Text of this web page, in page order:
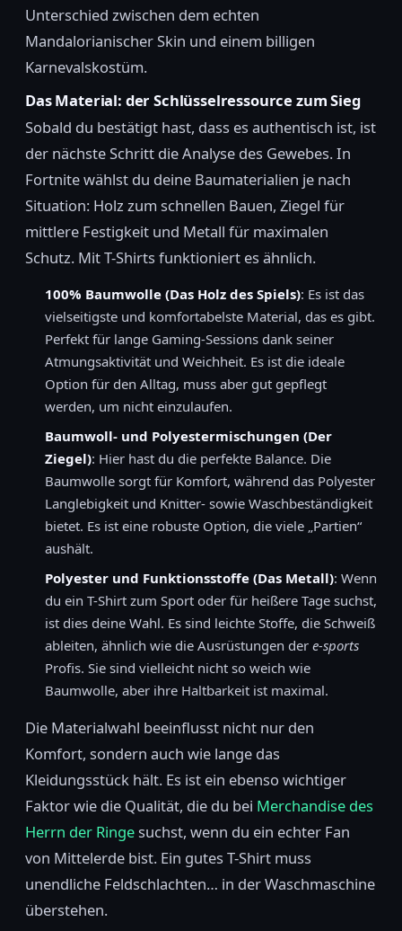
Unterschied zwischen dem echten
Mandalorianischer Skin und einem billigen
Karnevalskostüm.
Das Material: der Schlüsselressource zum Sieg
Sobald du bestätigt hast, dass es authentisch ist, ist
der nächste Schritt die Analyse des Gewebes. In
Fortnite wählst du deine Baumaterialien je nach
Situation: Holz zum schnellen Bauen, Ziegel für
mittlere Festigkeit und Metall für maximalen
Schutz. Mit T-Shirts funktioniert es ähnlich.
100% Baumwolle (Das Holz des Spiels): Es ist das
vielseitigste und komfortabelste Material, das es gibt.
Perfekt für lange Gaming-Sessions dank seiner
Atmungsaktivität und Weichheit. Es ist die ideale
Option für den Alltag, muss aber gut gepflegt
werden, um nicht einzulaufen.
Baumwoll- und Polyestermischungen (Der
Ziegel): Hier hast du die perfekte Balance. Die
Baumwolle sorgt für Komfort, während das Polyester
Langlebigkeit und Knitter- sowie Waschbeständigkeit
bietet. Es ist eine robuste Option, die viele „Partien“
aushält.
Polyester und Funktionsstoffe (Das Metall): Wenn
du ein T-Shirt zum Sport oder für heißere Tage suchst,
ist dies deine Wahl. Es sind leichte Stoffe, die Schweiß
ableiten, ähnlich wie die Ausrüstungen der e-sports
Profis. Sie sind vielleicht nicht so weich wie
Baumwolle, aber ihre Haltbarkeit ist maximal.
Die Materialwahl beeinflusst nicht nur den
Komfort, sondern auch wie lange das
Kleidungsstück hält. Es ist ein ebenso wichtiger
Faktor wie die Qualität, die du bei Merchandise des
Herrn der Ringesuchst, wenn du ein echter Fan
von Mittelerde bist. Ein gutes T-Shirt muss
unendliche Feldschlachten… in der Waschmaschine
überstehen.